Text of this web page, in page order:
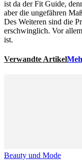
ist da der Fit Guide,
aber die ungefähren
Des Weiteren sind die
erschwinglich. Vor
ist.
Verwandte Artikel
Beauty und Mode